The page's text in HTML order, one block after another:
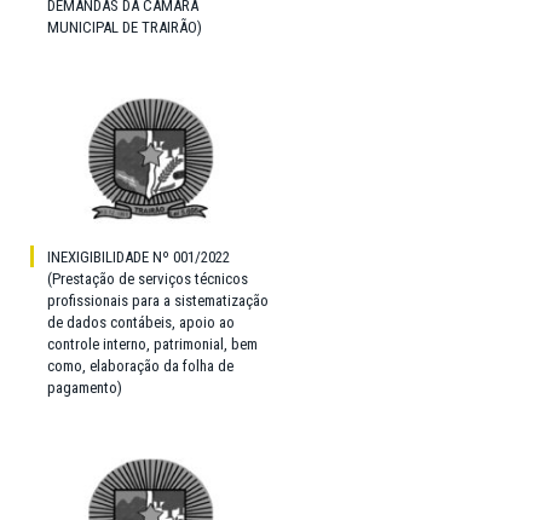
DEMANDAS DA CÂMARA
MUNICIPAL DE TRAIRÃO)
INEXIGIBILIDADE Nº 001/2022
(Prestação de serviços técnicos
profissionais para a sistematização
de dados contábeis, apoio ao
controle interno, patrimonial, bem
como, elaboração da folha de
pagamento)